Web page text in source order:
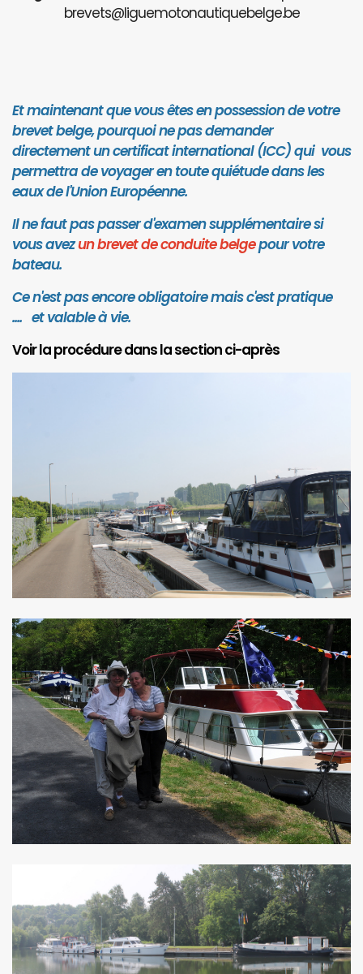
brevets@liguemotonautiquebelge.be
Et maintenant que vous êtes en possession de votre
brevet belge, pourquoi ne pas demander
directement un certificat international (ICC) qui vous
permettra de voyager en toute quiétude dans les
eaux de l'Union Européenne.
Il ne faut pas passer d'examen supplémentaire si
vous avezun brevet de conduite belgepour votre
bateau.
Ce n'est pas encore obligatoire mais c'est pratique
.... et valable à vie.
Voir la procédure dans la section ci-après